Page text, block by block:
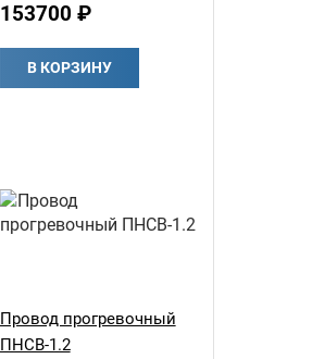
153700 ₽
В КОРЗИНУ
Провод прогревочный
ПНСВ-1.2